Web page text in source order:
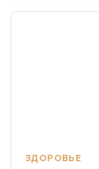
ЗДОРОВЬЕ